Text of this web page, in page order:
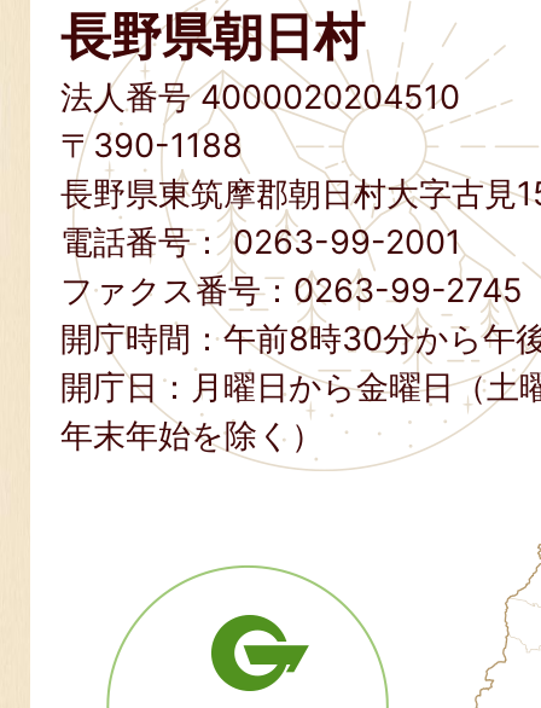
長野県朝日村
法人番号 4000020204510
〒390-1188
長野県東筑摩郡朝日村大字古見
電話番号：0263-99-2001
ファクス番号： 0263-99-2745
開庁時間：午前8時30分から午
開庁日：月曜日から金曜日（土
年末年始を除く）